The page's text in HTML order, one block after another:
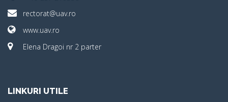
rectorat@uav.ro
www.uav.ro
Elena Dragoi nr 2 parter
LINKURI UTILE